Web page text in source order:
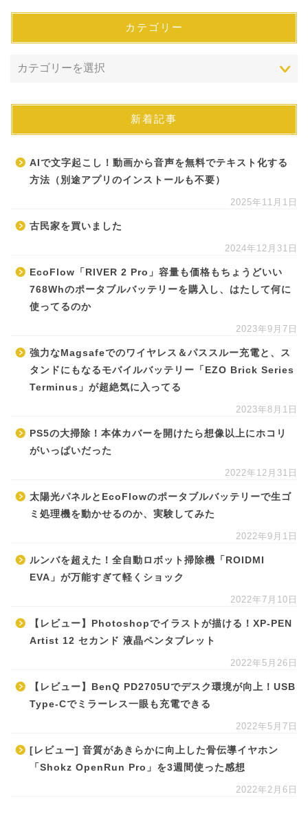
カテゴリー
新着記事
AIで文字起こし！動画から音声を無料でテキスト化する
方法（別途アプリのインストールも不要）
2025年11月1日
古民家を買いました
2024年12月31日
EcoFlow「RIVER 2 Pro」容量も価格もちょうどいい
768Whのポータブルバッテリーを購入し、はたして何に
使ってるのか
2023年9月7日
強力なMagsafeでのワイヤレス＆パススルー充電と、ス
タンドにもなるモバイルバッテリー「EZO Brick Series
Terminus」が超絶気に入ってる
2023年8月1日
PS5の大掃除！本体カバーを開けたら想像以上にホコリ
がいっぱいだった
2022年12月31日
太陽光パネルとEcoFlowのポータブルバッテリーで生ゴ
ミ処理機を動かせるのか、実験してみた
2022年9月1日
ルンバを超えた！全自動ロボット掃除機「ROIDMI
EVA」が万能すぎて軽くショック
2022年7月10日
【レビュー】Photoshopでイラストが描ける！XP-PEN
Artist 12 セカンド 液晶ペンタブレット
2022年5月26日
【レビュー】BenQ PD2705Uでデスク環境が向上！USB
Type-Cでミラーレス一眼も充電できる
2022年5月7日
[レビュー] 音質があきらかに向上した骨伝導イヤホン
「Shokz OpenRun Pro」を3週間使った感想
2022年2月6日